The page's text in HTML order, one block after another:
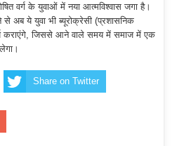
वर्ग के युवाओं में नया आत्मविश्वास जगा है।
से अब ये युवा भी ब्यूरोक्रेसी (प्रशासनिक
कराएंगे, जिससे आने वाले समय में समाज में एक
Share on Twitter